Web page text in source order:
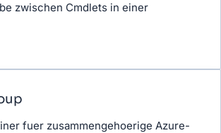
zwischen Cmdlets in einer
fuer zusammengehoerige Azure-